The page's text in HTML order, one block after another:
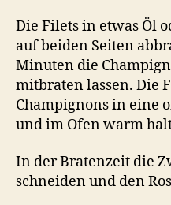
Die Filets in etwas Öl
auf beiden Seiten
Minuten die
mitbraten lassen. Die
Champignons in eine
und im Ofen warm
In der Bratenzeit die
schneiden und den